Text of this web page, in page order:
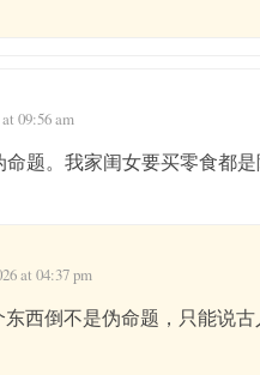
09:56 am
命题。我家闺女要买零食都
at 04:37 pm
西倒不是伪命题，只能说